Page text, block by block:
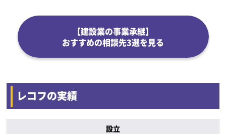
【建設業の事業承継】
おすすめの相談先3選を見る
レコフの実績
設立